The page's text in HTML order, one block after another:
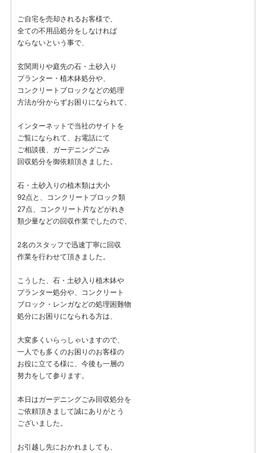
ご自宅を売却されるお客様で、
全ての不用品処分をしなければ
ならないという事で、
玄関周りや庭先の石・土砂入り
プランター・植木鉢処分や、
コンクリートブロックなどの処理
方法が分からずお困りになられて、
インターネットで当社のサイトを
ご覧になられて、お電話にて
ご相談後、ガーデニングごみ
回収処分を御依頼頂きました。
石・土砂入りの植木類は大小
92点と、コンクリートブロック類
27点、コンクリート片などがれき
類少量などの回収作業でしたので、
2名のスタッフで迅速丁寧に回収
作業を行わせて頂きました。
こうした、石・土砂入り植木鉢や
プランター処分や、コンクリート
ブロック・レンガなどの処理困難物
処分にお困りになられる方は、
大変多くいらっしゃいますので、
一人でも多くのお困りのお客様の
お役に立てる様に、今後も一層の
努力をして参ります。
本日はガーデニングごみ回収処分を
ご依頼頂きまして誠にありがとう
ございました。
お引越し先におかれましても、